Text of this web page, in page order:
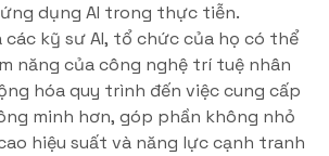
dụng AI trong thực tiễn.
kỹ sư AI, tổ chức của họ có thể
năng của công nghệ trí tuệ nhân
hóa quy trình đến việc cung cấp
minh hơn, góp phần không nhỏ
hiệu suất và năng lực cạnh tranh